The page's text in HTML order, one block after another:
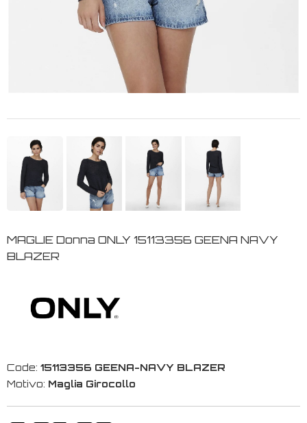
MAGLIE Donna ONLY 15113356 GEENA NAVY
BLAZER
Code: 15113356 GEENA-NAVY BLAZER
Motivo: Maglia Girocollo